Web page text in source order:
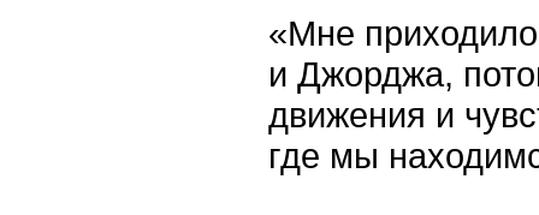
«Мне
и Джорджа,
движения и
где мы